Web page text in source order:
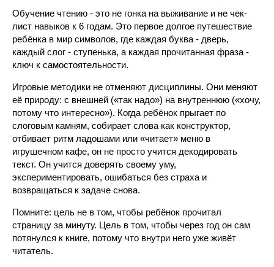
Обучение чтению - это не гонка на выживание и не чек-
лист навыков к 6 годам. Это первое долгое путешествие
ребёнка в мир символов, где каждая буква - дверь,
каждый слог - ступенька, а каждая прочитанная фраза -
ключ к самостоятельности.
Игровые методики не отменяют дисциплины. Они меняют
её природу: с внешней («так надо») на внутреннюю («хочу,
потому что интересно»). Когда ребёнок прыгает по
слоговым камням, собирает слова как конструктор,
отбивает ритм ладошами или «читает» меню в
игрушечном кафе, он не просто учится декодировать
текст. Он учится доверять своему уму,
экспериментировать, ошибаться без страха и
возвращаться к задаче снова.
Помните: цель не в том, чтобы ребёнок прочитал
страницу за минуту. Цель в том, чтобы через год он сам
потянулся к книге, потому что внутри него уже живёт
читатель.